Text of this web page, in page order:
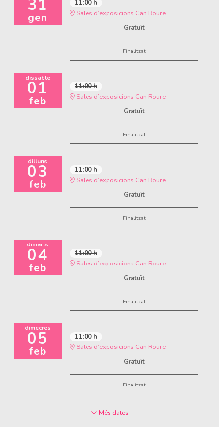
31
gen
11:00 h
Sales d’exposicions Can Roure
Gratuït
Finalitzat
dissabte
01
feb
11:00 h
Sales d’exposicions Can Roure
Gratuït
Finalitzat
dilluns
03
feb
11:00 h
Sales d’exposicions Can Roure
Gratuït
Finalitzat
dimarts
04
feb
11:00 h
Sales d’exposicions Can Roure
Gratuït
Finalitzat
dimecres
05
feb
11:00 h
Sales d’exposicions Can Roure
Gratuït
Finalitzat
Més dates